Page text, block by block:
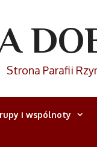
Strona Parafii
i wspólnoty